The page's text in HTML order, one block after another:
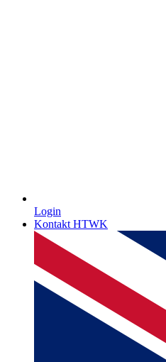
Login
Kontakt HTWK